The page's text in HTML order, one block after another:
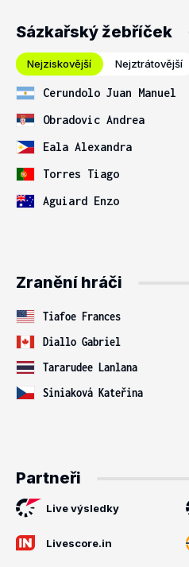
Sázkařský žebříček
Nejziskovější Nejztrátovější
Cerundolo Juan Manuel
Obradovic Andrea
Eala Alexandra
Torres Tiago
Aguiard Enzo
Zranění hráči
Tiafoe Frances
Diallo Gabriel
Tararudee Lanlana
Siniaková Kateřina
Partneři
Live výsledky
Livescore.in